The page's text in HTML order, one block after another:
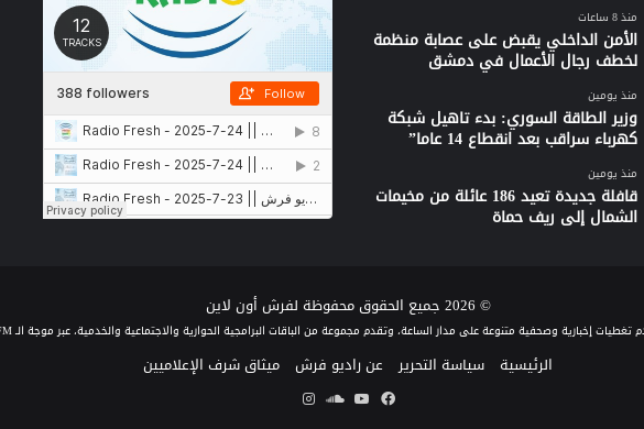
منذ 8 ساعات
الأمن الداخلي يقبض على عصابة منظمة
لخطف رجال الأعمال في دمشق
منذ يومين
وزير الطاقة السوري: بدء تاهيل شبكة
كهرباء سراقب بعد انقطاع 14 عاما”
منذ يومين
قافلة جديدة تعيد 186 عائلة من مخيمات
الشمال إلى ريف حماة
© 2026 جميع الحقوق محفوظة لفرش أون لاين
الرئيسية سياسة التحرير عن راديو فرش ميثاق شرف الإعلاميين
فيسبوك
يوتيوب
ساوندانستقرام